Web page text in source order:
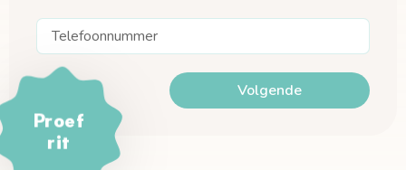
Volgende
Proef
rit